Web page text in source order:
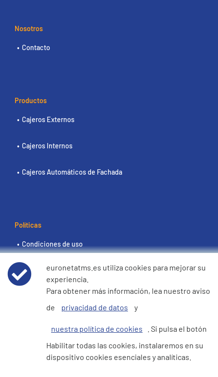
Nosotros
Contacto
Productos
Cajeros Externos
Cajeros Internos
Cajeros Automáticos de Fachada
Políticas
Condiciones de uso
Aviso de privacidad de datos
Política de cookies
trata de seres humanos
euronetatms.es utiliza cookies para mejorar su
experiencia.
Para obtener más información, lea nuestro aviso
de
privacidad de datos y
nuestra política de cookies
. Si pulsa el botón
Habilitar todas las cookies, instalaremos en su
dispositivo cookies esenciales y analíticas.